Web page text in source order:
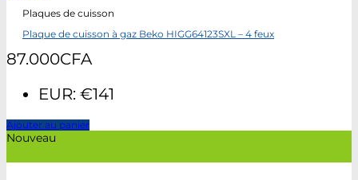
Plaques de cuisson
Plaque de cuisson à gaz Beko HIGG64123SXL – 4 feux
87.000CFA
EUR: €141
Ajouter au panier
Nouveau